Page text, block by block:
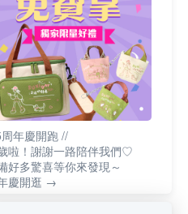
年慶開跑 //
啦！謝謝一路陪伴我們♡
好多驚喜等你來發現～
慶開逛 →